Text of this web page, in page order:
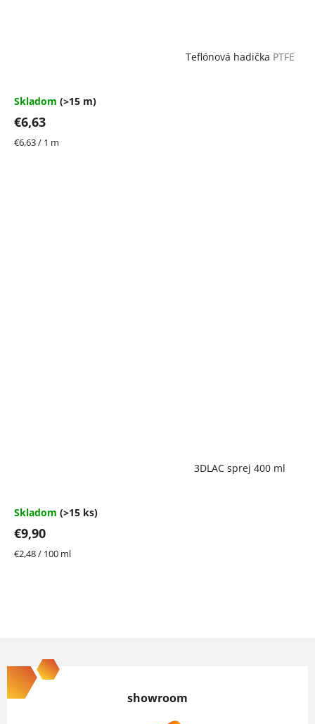
Teflónová hadička PTFE
Skladom (>15 m)
€6,63
Jednotková
€6,63 / 1 m
3DLAC sprej 400 ml
4,7
5
hviezdičiek.
Skladom (>15 ks)
€9,90
Jednotková
€2,48 / 100 ml
á
p
showroom